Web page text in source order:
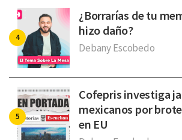
¿Borrarías de tu
hizo daño?
Debany Escobedo
Cofepris investiga
mexicanos por
en EU